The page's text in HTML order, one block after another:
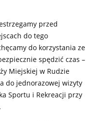
przed
do tego
do korzystania ze
spędzić czas –
Miejskiej w Rudzie
do jednorazowej wizyty
Sportu i Rekreacji przy